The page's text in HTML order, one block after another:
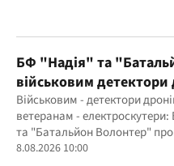
БФ "Надія" та
військовим детектори
генератори
Військовим - детектори
ветеранам -
та "Батальйон Волонтер"
місію
8.08.2026 10:00